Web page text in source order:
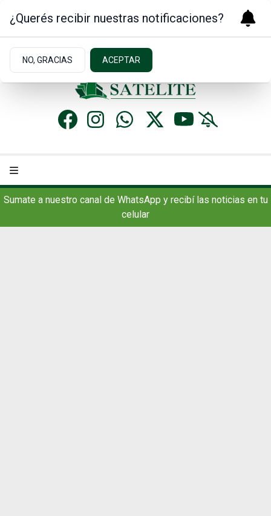
8.2ºc | Concordia, AR
Sumate a nuestro canal de WhatsApp y recibí las noticias en tu
celular
¿Querés recibir nuestras notificaciones?
NO, GRACIAS ACEPTAR